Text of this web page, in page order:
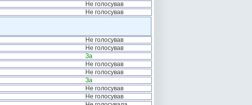
Не голосував
Не голосував
Не голосував
Не голосував
За
Не голосував
Не голосував
За
Не голосував
Не голосував